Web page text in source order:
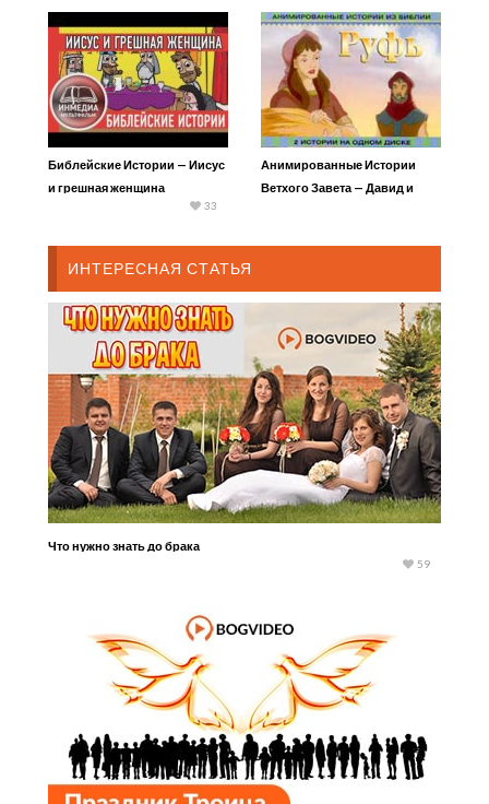
Библейские Истории — Иисус
и грешная женщина
33
Анимированные Истории
Ветхого Завета — Давид и
ИНТЕРЕСНАЯ СТАТЬЯ
Что нужно знать до брака
59